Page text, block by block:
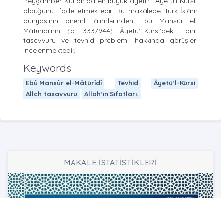
olduğunu ifade etmektedir. Bu makâlede Türk-İslâm
dünyasının önemli âlimlerinden Ebû Mansûr el-
Mâtürîdî’nin (ö. 333/944) Âyetü’l-Kürsi’deki Tanrı
tasavvuru ve tevhid problemi hakkında görüşleri
incelenmektedir.
Keywords
Ebû Mansûr el-Mâtürîdî Tevhid
Âyetü’l-Kürsi
Allah tasavvuru
Allah’ın Sıfatları.
MAKALE İSTATİSTİKLERİ